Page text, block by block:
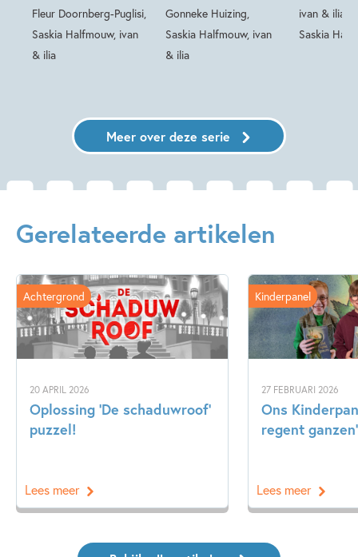
Fleur Doornberg-Puglisi,
Saskia Halfmouw, ivan
& ilia
Gonneke Huizing,
Saskia Halfmouw, ivan
& ilia
ivan & ilia,
Saskia
Meer over deze serie
Gerelateerde artikelen
20 APRIL 2026
Oplossing ‘De schaduwroof’
puzzel!
Achtergrond
Lees meer
27 FEBRUARI 2026
Ons
regent ganzen’
Kinderpanel
Lees meer